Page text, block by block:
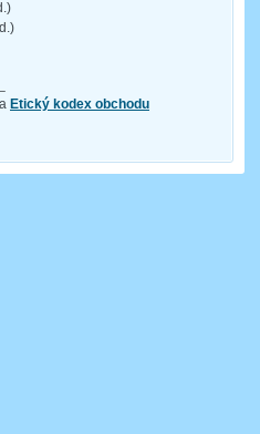
a Etický kodex obchodu